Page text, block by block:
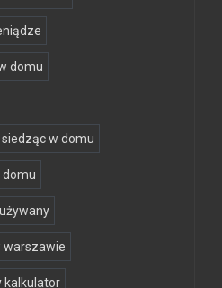
domu
w domu
domu
warszawie
kalkulator